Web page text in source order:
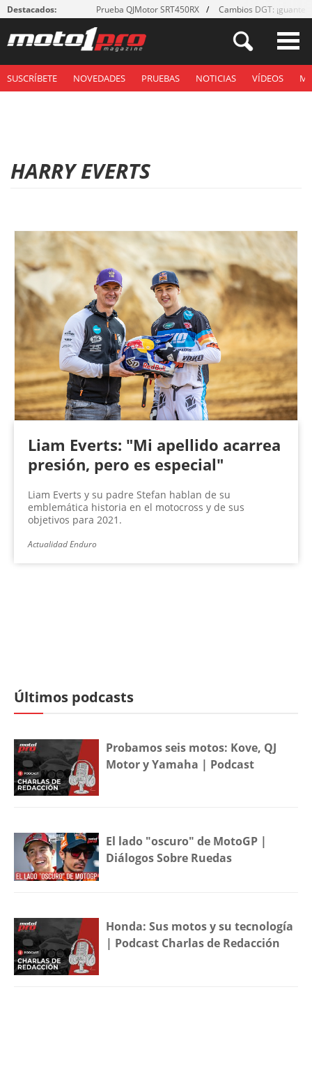
Destacados: Prueba QJMotor SRT450RX Cambios DGT: ¡guantes!
SUSCRÍBETE NOVEDADES PRUEBAS NOTICIAS VÍDEOS
HARRY EVERTS
Liam Everts: "Mi apellido acarrea
presión, pero es especial"
Liam Everts y su padre Stefan hablan de su
emblemática historia en el motocross y de sus
objetivos para 2021.
Actualidad Enduro
Últimos podcasts
Probamos seis motos: Kove, QJ
Motor y Yamaha | Podcast
El lado "oscuro" de MotoGP |
Diálogos Sobre Ruedas
Honda: Sus motos y su tecnología
| Podcast Charlas de Redacción